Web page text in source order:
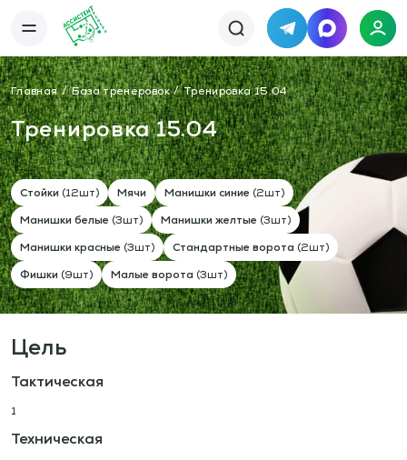
TelegramMAX
Каталог
База упражнений
База тренировок
Книги
Статьи
Новости
Тактический менеджер
Тарифы
Информация
О сервисе
Отзывы
Политика конфиденциальности
Свяжитесь с нами
Телефон:
+7 978 793 21 93
info@assistent-trenera.ru
Главная База тренеровок Тренировка 15.04
Тренировка 15.04
Стойки (12шт) Мячи Манишки синие (2шт)
Манишки белые (3шт) Манишки желтые (3шт)
Манишки красные (3шт) Стандартные ворота (2шт)
Фишки (9шт) Малые ворота (3шт)
Цель
Тактическая
1
Техническая